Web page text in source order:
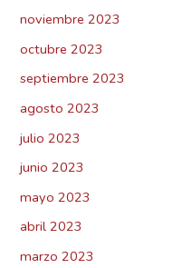
noviembre 2023
octubre 2023
septiembre 2023
agosto 2023
julio 2023
junio 2023
mayo 2023
abril 2023
marzo 2023